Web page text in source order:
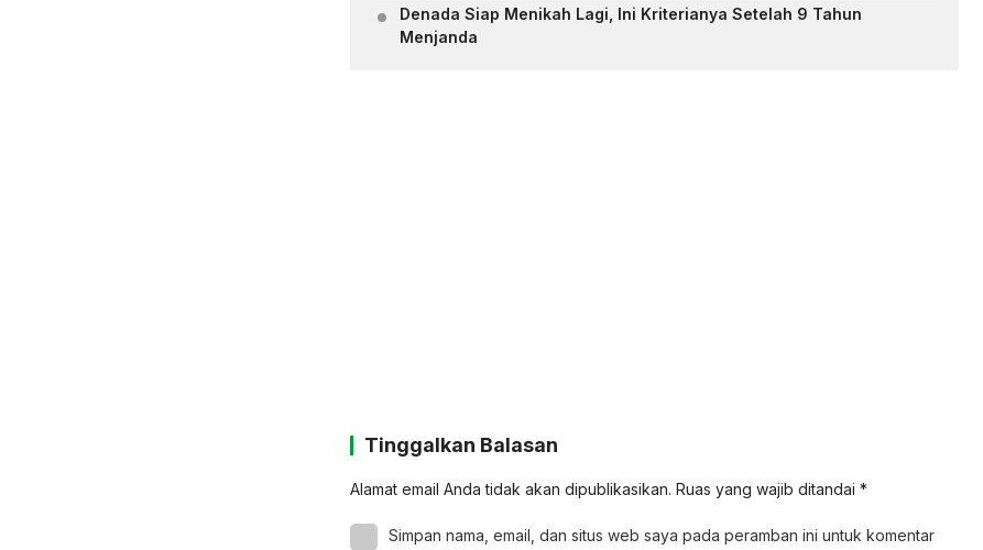
Denada Siap Menikah Lagi, Ini Kriterianya Setelah 9 Tahun
Menjanda
Tinggalkan Balasan
Alamat email Anda tidak akan dipublikasikan. Ruas yang wajib ditandai *
Simpan nama, email, dan situs web saya pada peramban ini untuk komentar